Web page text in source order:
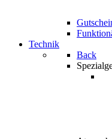
Technik
Back